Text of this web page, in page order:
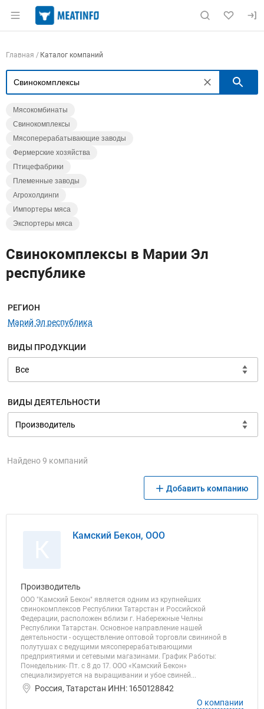
Раздел навигации по сайту meatinfo.ru
Навигация по компаниям
Главная Каталог компаний
Мясокомбинаты
Свинокомплексы
Мясоперерабатывающие заводы
Фермерские хозяйства
Птицефабрики
Племенные заводы
Агрохолдинги
Импортеры мяса
Экспортеры мяса
Свинокомплексы в Марии Эл
республике
Меню навигации
РЕГИОН
Марий Эл республика
ВИДЫ ПРОДУКЦИИ
ВИДЫ ДЕЯТЕЛЬНОСТИ
Найдено 9 компаний
Добавить компанию
Камский Бекон, ООО
Производитель
ООО "Камский Бекон" является одним из крупнейших
свинокомплексов Республики Татарстан и Российской
Федерации, расположен вблизи г. Набережные Челны
Республики Татарстан. Основное направление нашей
деятельности - осуществление оптовой торговли свининой в
полутушах с ведущими мясоперерабатывающими
предприятиями и сетевыми магазинами. График Работы:
Понедельник- Пт. с 8 до 17. ООО «Камский Бекон»
специализируется на выращивании и убое свиней...
Россия, Татарстан ИНН: 1650128842
О компании